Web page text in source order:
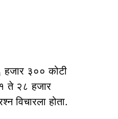
हजार ३०० कोटी
ते २८ हजार
विचारला होता.